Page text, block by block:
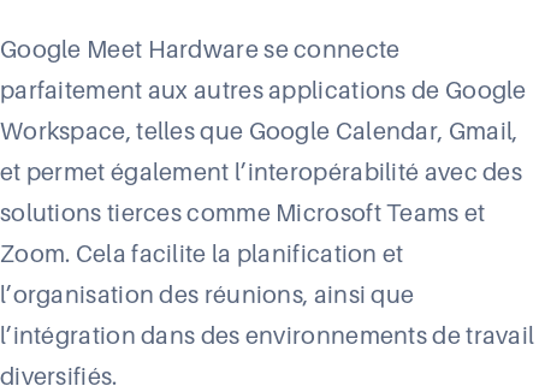
Google Meet Hardware se connecte
parfaitement aux autres applications de Google
Workspace, telles que Google Calendar, Gmail,
et permet également l’interopérabilité avec des
solutions tierces comme Microsoft Teams et
Zoom. Cela facilite la planification et
l’organisation des réunions, ainsi que
l’intégration dans des environnements de travail
diversifiés.